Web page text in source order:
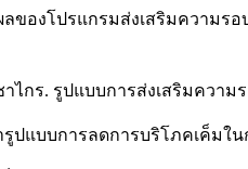
ของโปรแกรมส่งเสริมความ
กร. รูปแบบการส่งเสริมควา
แบบการลดการบริโภคเค็มใ